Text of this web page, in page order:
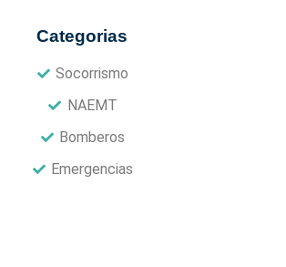
Categorias
Socorrismo
NAEMT
Bomberos
Emergencias